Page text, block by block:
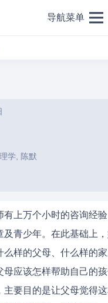
导航菜单
学 陈默
有上万个小时的咨询经
及青少年。在此基础上
么样的父母、什么样的
母应该怎样帮助自己的
要目的是让父母觉得这